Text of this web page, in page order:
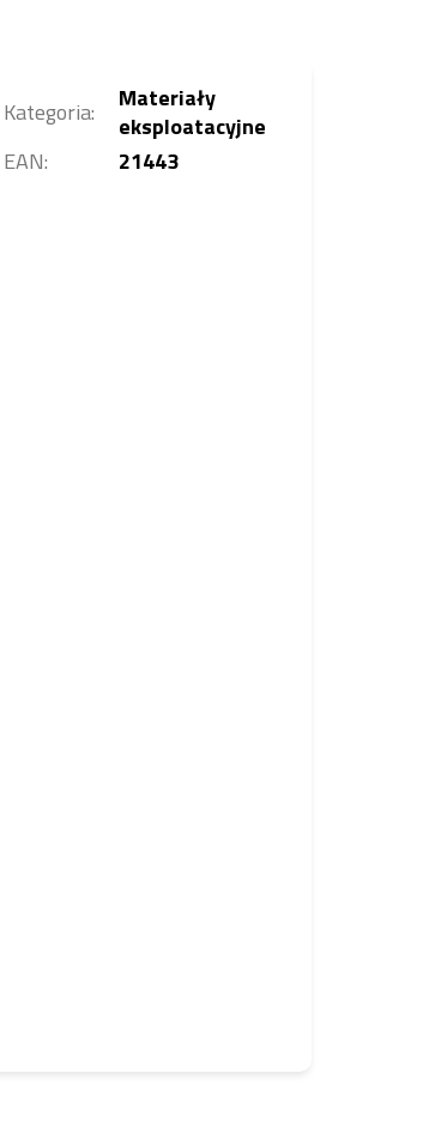
Kategoria:
Materiały
eksploatacyjne
EAN: 21443